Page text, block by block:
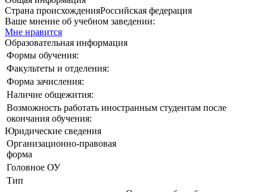
Страна происхожденияРоссийская федерация
Ваше мнение об учебном заведении:
Мне нравится
Образовательная информация
Формы обучения:
Факультеты и отделения:
Форма зачисления:
Наличие общежития:
Возможность работать иностранным студентам после
окончания обучения:
Юридические сведения
Организационно-правовая
форма
Головное ОУ
Тип